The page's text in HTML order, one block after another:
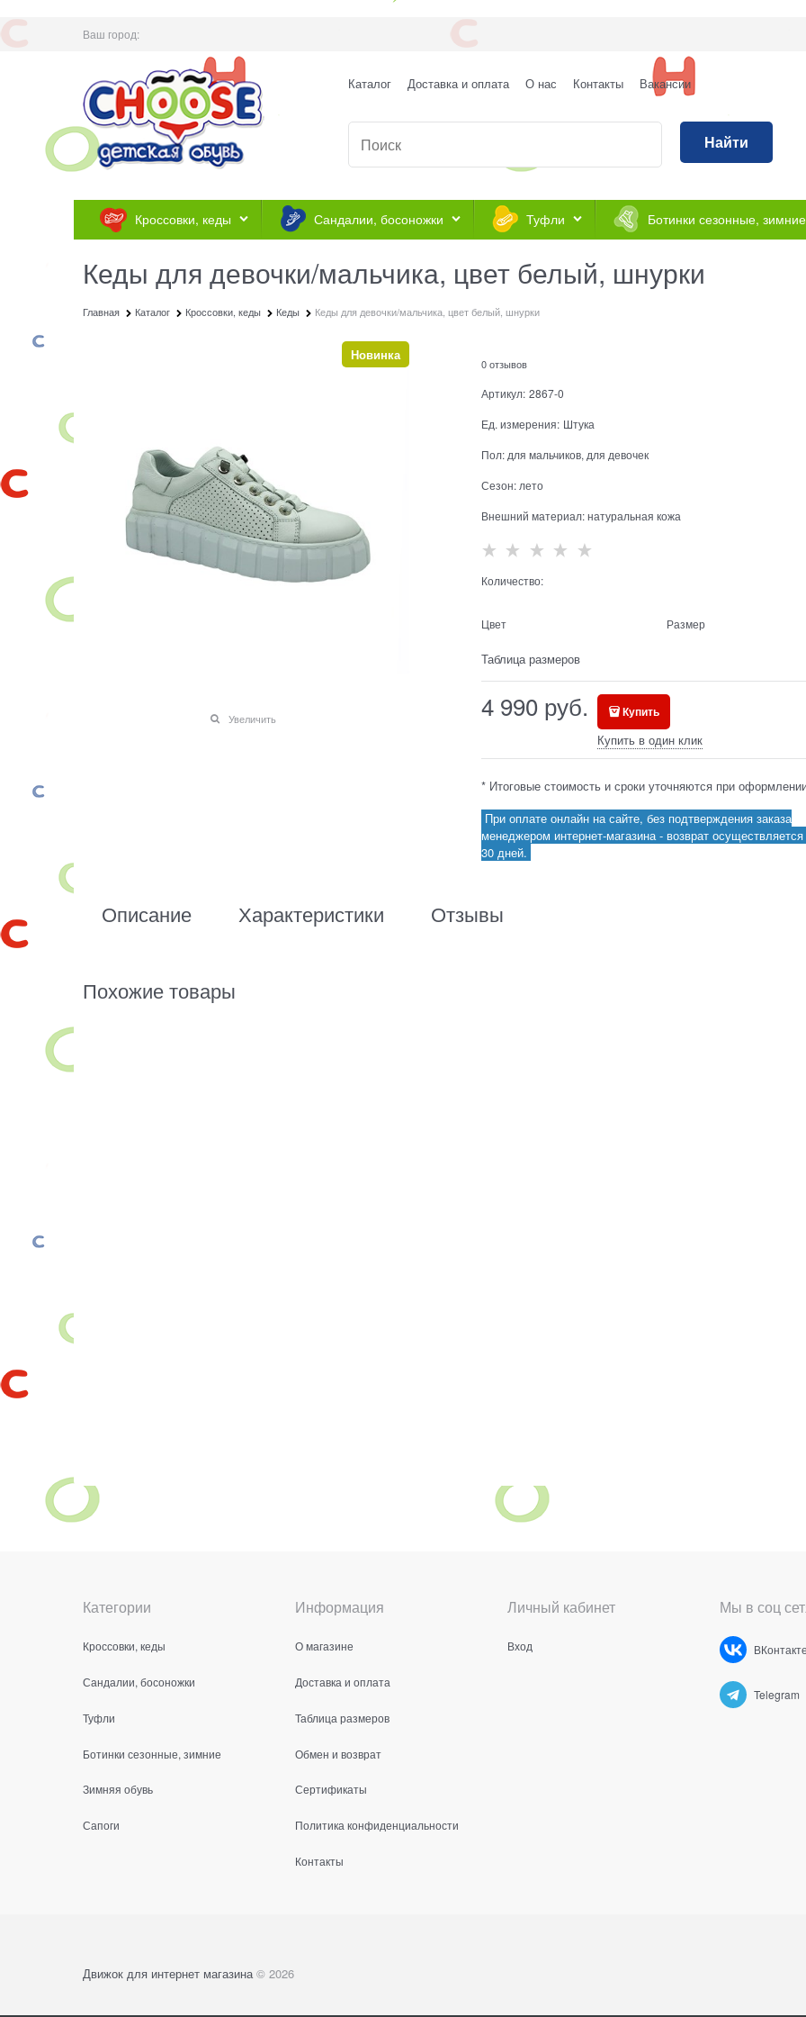
Ваш город:
Каталог Доставка и оплата О нас Контакты Вакансии
Найти
Кроссовки, кеды Сандалии, босоножки Туфли Ботинки сезонные, зимние
Кеды для девочки/мальчика, цвет белый, шнурки
Главная Каталог Кроссовки, кеды Кеды Кеды для девочки/мальчика, цвет белый, шнурки
Новинка
Увеличить
0 отзывов
Артикул: 2867-0
Ед. измерения: Штука
Пол: для мальчиков, для девочек
Сезон: лето
Внешний материал:натуральная кожа
Количество:
Цвет Размер
Таблица размеров
4 990 руб. Купить
Купить в один клик
* Итоговые стоимость и сроки уточняются при
При оплате онлайн на сайте, без подтверждения заказа
менеджером интернет-магазина - возврат
30 дней.
Описание Характеристики Отзывы
Похожие товары
Категории
Кроссовки, кеды
Сандалии, босоножки
Туфли
Ботинки сезонные, зимние
Зимняя обувь
Сапоги
Информация
О магазине
Доставка и оплата
Таблица размеров
Обмен и возврат
Сертификаты
Политика конфиденциальности
Контакты
Личный кабинет
Вход
Мы в соц
Telegram
Движок для интернет магазина © 2026